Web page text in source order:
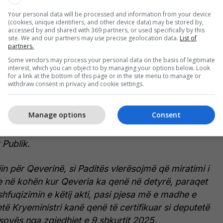
ka kërkuar nga Gjykata që në tërësi të shfuqizojë
2025 për procedurën e pranimit në shërbimin
Qeveria e Republikës së Kosovës më datë 5
Gjyqësore Strategjike si platformë e dedikuar për
publik në fushën e të drejtave të punës, përmes
që Rregullorja e lartcekur bie në
me Ligjin për Qeverinë e Republikës së
për Qeverinë, si Paditës vlerësojmë që miratimi i
në kohën kur Qeveria ka qenë në detyrë, paraqet
e këtij akti, pasi pjesa më e madhe e
Kryeministri kanë qenë të certifikuar si deputetë
nga zgjedhjet e 9 shkurtit 2025.
Your personal data will be processed and information from your device
(cookies, unique identifiers, and other device data) may be stored by,
accessed by and shared with 369 partners, or used specifically by this
site. We and our partners may use precise geolocation data. List of
partners.
Some vendors may process your personal data on the basis of legitimate
interest, which you can object to by managing your options below. Look
for a link at the bottom of this page or in the site menu to manage or
withdraw consent in privacy and cookie settings.
Consent
Manage options